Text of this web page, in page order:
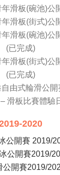
滑板(碗池)公
滑板(街式)公
滑板(碗池)公
(已完成)
滑板(街式)公
(已完成)
由式輪滑公開
滑板比賽體驗
2020
公開賽 2019/
公開賽2019/
公開賽2019/